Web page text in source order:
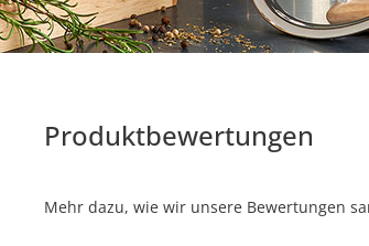
Produktbewertungen
Mehr dazu, wie wir unsere Bewertungen